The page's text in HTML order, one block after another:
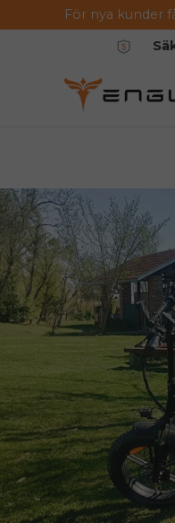
Hoppa till
För nya kunder